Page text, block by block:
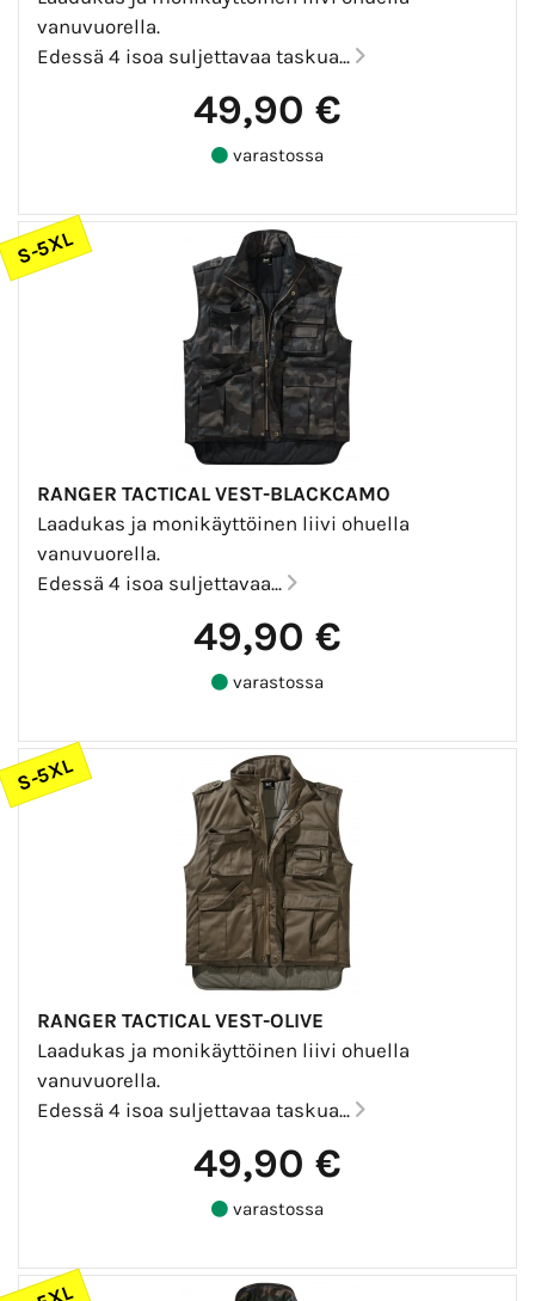
vanuvuorella.
Edessä 4 isoa suljettavaa taskua...
49,90 €
varastossa
S-5XL
RANGER TACTICAL VEST-BLACKCAMO
Laadukas ja monikäyttöinen liivi ohuella
vanuvuorella.
Edessä 4 isoa suljettavaa...
49,90 €
varastossa
S-5XL
RANGER TACTICAL VEST-OLIVE
Laadukas ja monikäyttöinen liivi ohuella
vanuvuorella.
Edessä 4 isoa suljettavaa taskua...
49,90 €
varastossa